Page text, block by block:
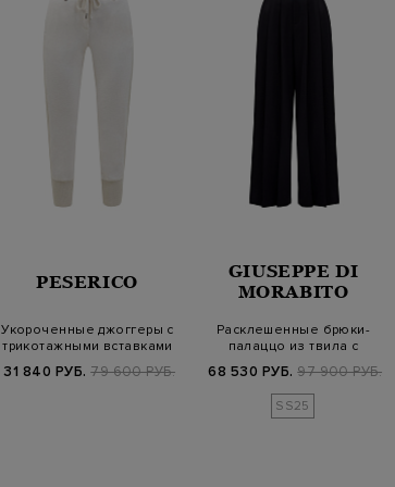
PESERICO
Укороченные джоггеры с
трикотажными вставками
31 840 РУБ. 79 600 РУБ.
GIUSEPPE DI
MORABITO
Расклешенные брюки-
палаццо из твила с
68 530 РУБ. 97 900 РУБ.
SS25